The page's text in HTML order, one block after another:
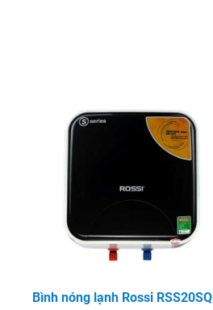
Bình nóng lạnh Rossi RSS20SQ